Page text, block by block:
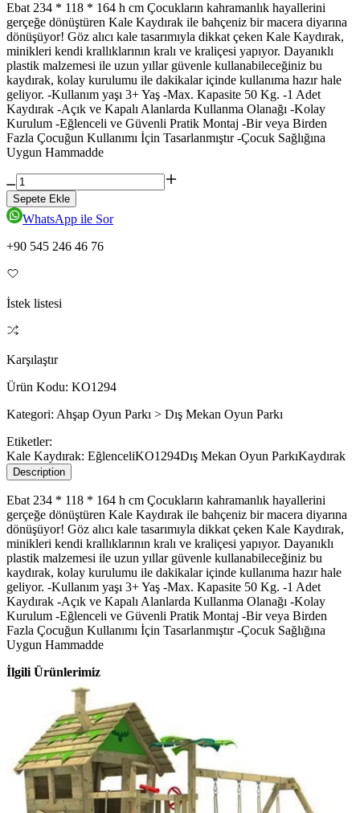
Ebat 234 * 118 * 164 h cm Çocukların kahramanlık hayallerini
gerçeğe dönüştüren Kale Kaydırak ile bahçeniz bir macera diyarına
dönüşüyor! Göz alıcı kale tasarımıyla dikkat çeken Kale Kaydırak,
minikleri kendi krallıklarının kralı ve kraliçesi yapıyor. Dayanıklı
plastik malzemesi ile uzun yıllar güvenle kullanabileceğiniz bu
kaydırak, kolay kurulumu ile dakikalar içinde kullanıma hazır hale
geliyor. -Kullanım yaşı 3+ Yaş -Max. Kapasite 50 Kg. -1 Adet
Kaydırak -Açık ve Kapalı Alanlarda Kullanma Olanağı -Kolay
Kurulum -Eğlenceli ve Güvenli Pratik Montaj -Bir veya Birden
Fazla Çocuğun Kullanımı İçin Tasarlanmıştır -Çocuk Sağlığına
Uygun Hammadde
Sepete Ekle
WhatsApp ile Sor
+90 545 246 46 76
İstek listesi
Karşılaştır
Ürün Kodu: KO1294
Kategori: Ahşap Oyun Parkı > Dış Mekan Oyun Parkı
Etiketler:
Kale Kaydırak: EğlenceliKO1294Dış Mekan Oyun ParkıKaydırak
Description
Ebat 234 * 118 * 164 h cm Çocukların kahramanlık hayallerini
gerçeğe dönüştüren Kale Kaydırak ile bahçeniz bir macera diyarına
dönüşüyor! Göz alıcı kale tasarımıyla dikkat çeken Kale Kaydırak,
minikleri kendi krallıklarının kralı ve kraliçesi yapıyor. Dayanıklı
plastik malzemesi ile uzun yıllar güvenle kullanabileceğiniz bu
kaydırak, kolay kurulumu ile dakikalar içinde kullanıma hazır hale
geliyor. -Kullanım yaşı 3+ Yaş -Max. Kapasite 50 Kg. -1 Adet
Kaydırak -Açık ve Kapalı Alanlarda Kullanma Olanağı -Kolay
Kurulum -Eğlenceli ve Güvenli Pratik Montaj -Bir veya Birden
Fazla Çocuğun Kullanımı İçin Tasarlanmıştır -Çocuk Sağlığına
Uygun Hammadde
İlgili Ürünlerimiz